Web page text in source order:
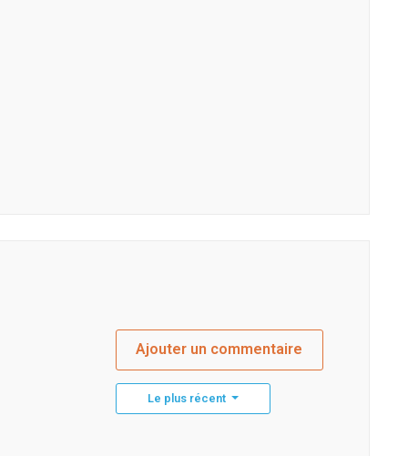
Ajouter un commentaire
Le plus récent